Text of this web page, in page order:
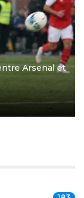
Arsenal et